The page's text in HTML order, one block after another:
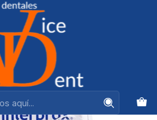
+56944575313
CEPILLO INTERPROX PLUS MICRO